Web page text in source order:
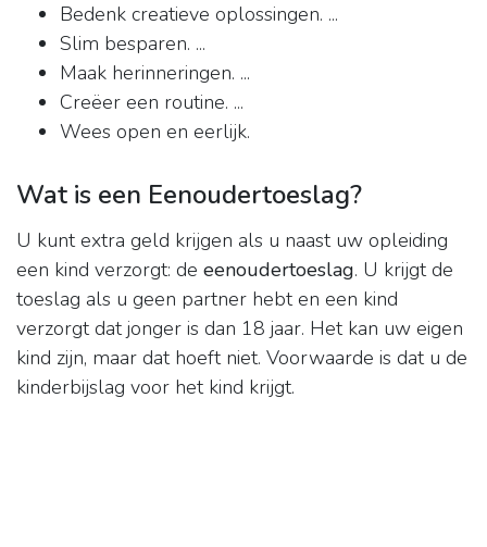
Bedenk creatieve oplossingen. ...
Slim besparen. ...
Maak herinneringen. ...
Creëer een routine. ...
Wees open en eerlijk.
Wat is een Eenoudertoeslag?
U kunt extra geld krijgen als u naast uw opleiding
een kind verzorgt: de eenoudertoeslag. U krijgt de
toeslag als u geen partner hebt en een kind
verzorgt dat jonger is dan 18 jaar. Het kan uw eigen
kind zijn, maar dat hoeft niet. Voorwaarde is dat u de
kinderbijslag voor het kind krijgt.